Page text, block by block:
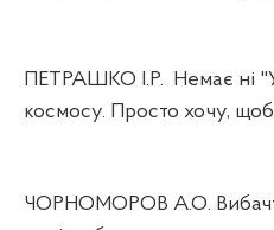
ПЕТРАШКО І.Р.
Немає ні
космосу. Просто хочу,
ЧОРНОМОРОВ А.О.